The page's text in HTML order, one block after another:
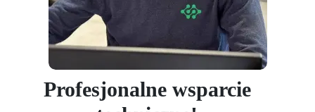
Profesjonalne wsparcie